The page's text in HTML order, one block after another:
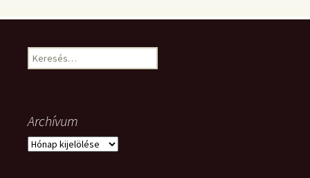
Keresés:
Archívum
Archívum